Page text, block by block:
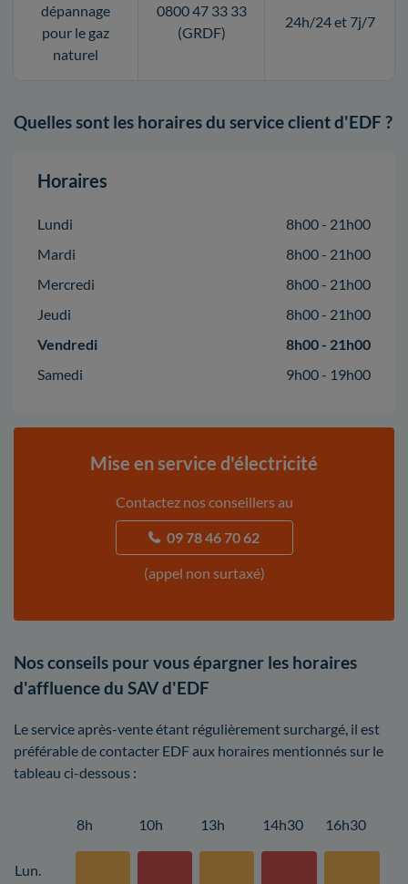
dépannage
pour le gaz
naturel
0800 47 33 33
(GRDF)
24h/24 et 7j/7
Quelles sont les horaires du service client d'EDF ?
Horaires
Lundi
8h00 - 21h00
Mardi
8h00 - 21h00
Mercredi
8h00 - 21h00
Jeudi
8h00 - 21h00
Vendredi
8h00 - 21h00
Samedi
9h00 - 19h00
Mise en service d'électricité
Contactez nos conseillers au
09 78 46 70 62
(appel non surtaxé)
Nos conseils pour vous épargner les horaires
d'affluence du SAV d'EDF
Le service après-vente étant régulièrement surchargé, il est
préférable de contacter EDF aux horaires mentionnés sur le
tableau ci-dessous :
8h 10h 13h 14h30 16h30
Lun.